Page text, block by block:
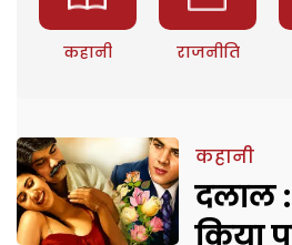
कहानी राजनीति
कहानी
दलाल